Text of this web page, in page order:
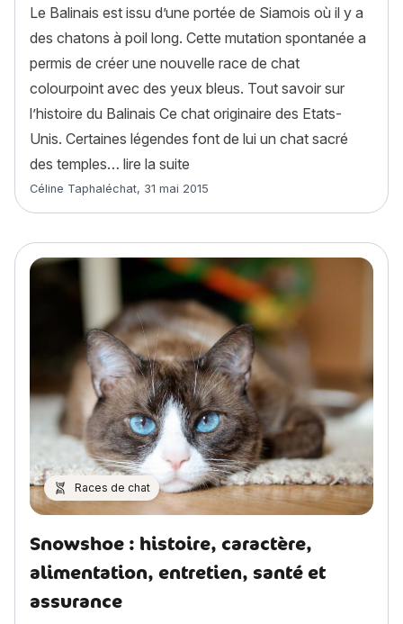
Le Balinais est issu d’une portée de Siamois où il y a
des chatons à poil long. Cette mutation spontanée a
permis de créer une nouvelle race de chat
colourpoint avec des yeux bleus. Tout savoir sur
l’histoire du Balinais Ce chat originaire des Etats-
Unis. Certaines légendes font de lui un chat sacré
des temples… lire la suite
Article rédigé par
Céline Taphaléchat, 31 mai 2015
Races de chat
Snowshoe : histoire, caractère,
alimentation, entretien, santé et
assurance